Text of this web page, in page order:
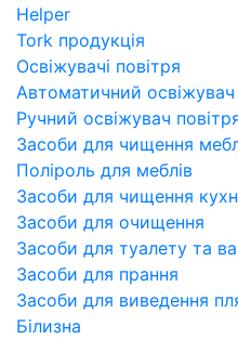
Helper
Tork продукція
Освіжувачі повітря
Автоматичний освіжувач
Ручний освіжувач
Засоби для чищення
Поліроль для меблів
Засоби для чищення
Засоби для очищення
Засоби для туалету та
Засоби для прання
Засоби для виведення
Білизна